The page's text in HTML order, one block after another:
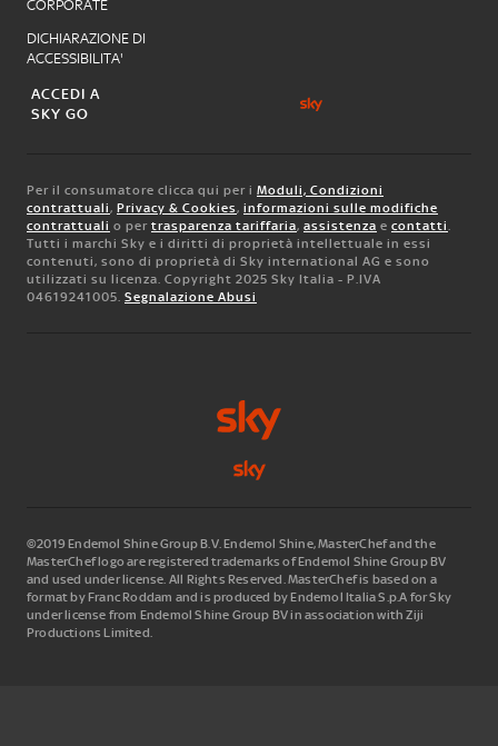
CORPORATE
DICHIARAZIONE DI
ACCESSIBILITA'
ACCEDI A
SKY GO
Per il consumatore clicca qui per i Moduli, Condizioni
contrattuali, Privacy & Cookies, informazioni sulle modifiche
contrattuali o per trasparenza tariffaria, assistenza e contatti.
Tutti i marchi Sky e i diritti di proprietà intellettuale in essi
contenuti, sono di proprietà di Sky international AG e sono
utilizzati su licenza. Copyright 2025 Sky Italia - P.IVA
04619241005. Segnalazione Abusi
©2019 Endemol Shine Group B.V. Endemol Shine, MasterChef and the
MasterChef logo are registered trademarks of Endemol Shine Group BV
and used under license. All Rights Reserved. MasterChef is based on a
format by Franc Roddam and is produced by Endemol Italia S.p.A for Sky
under license from Endemol Shine Group BV in association with Ziji
Productions Limited.